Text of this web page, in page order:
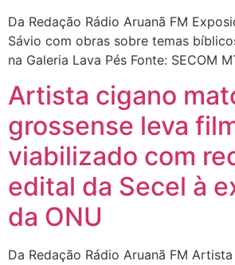
Da Redação Rádio Aruanã FM
Sávio com obras sobre temas
na Galeria Lava Pés Fonte: SECOM
Artista cigano
grossense leva
viabilizado com
edital da Secel à
da ONU
Da Redação Rádio Aruanã FM